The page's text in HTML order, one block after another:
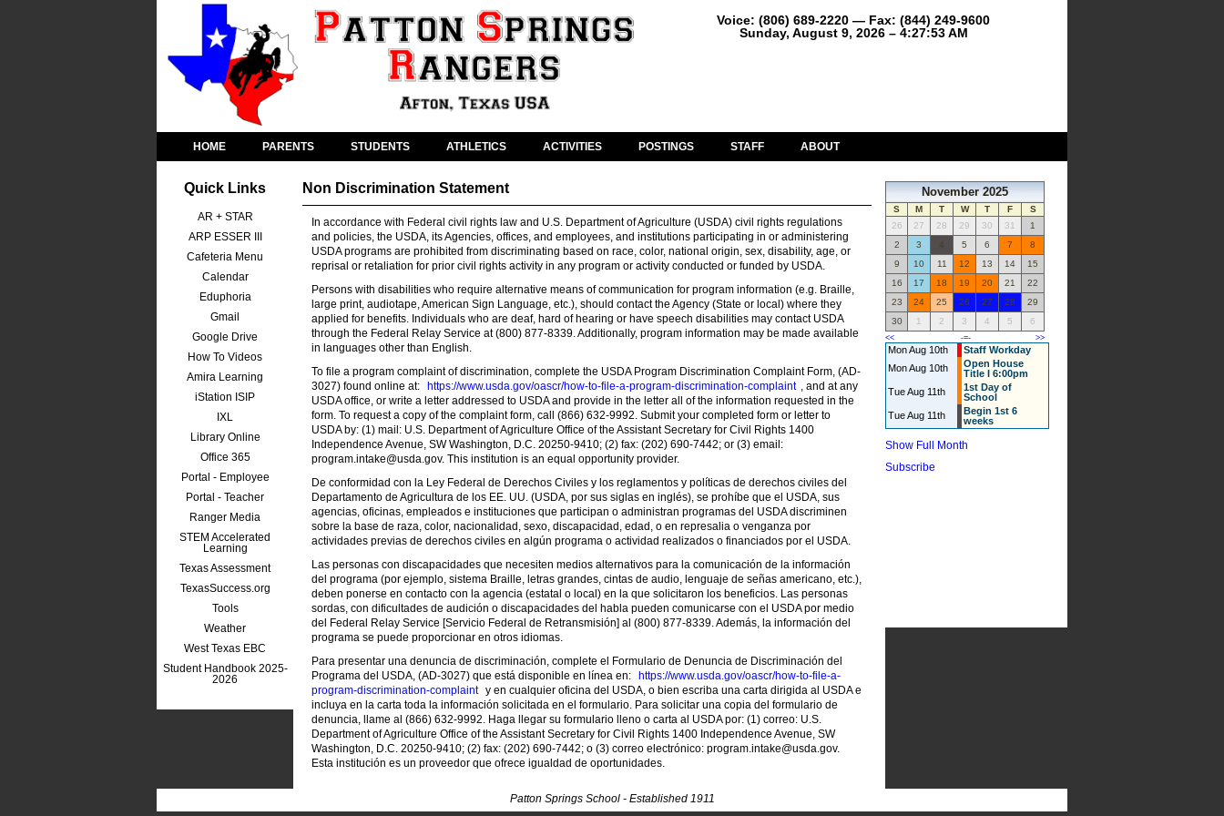
Voice: (806) 689-2220 — Fax: (844) 249-9600
Sunday, August 9, 2026 – 4:27:53 AM
HOME PARENTS STUDENTS ATHLETICS ACTIVITIES POSTINGS STAFF ABOUT
Quick Links
AR + STAR
ARP ESSER III
Cafeteria Menu
Calendar
Eduphoria
Gmail
Google Drive
How To Videos
Amira Learning
iStation ISIP
IXL
Library Online
Office 365
Portal - Employee
Portal - Teacher
Ranger Media
STEM Accelerated
Learning
Texas Assessment
TexasSuccess.org
Tools
Weather
West Texas EBC
Student Handbook 2025-
2026
Non Discrimination Statement
In accordance with Federal civil rights law and U.S. Department of Agriculture (USDA) civil rights regulations
and policies, the USDA, its Agencies, offices, and employees, and institutions participating in or administering
USDA programs are prohibited from discriminating based on race, color, national origin, sex, disability, age, or
reprisal or retaliation for prior civil rights activity in any program or activity conducted or funded by USDA.
Persons with disabilities who require alternative means of communication for program information (e.g. Braille,
large print, audiotape, American Sign Language, etc.), should contact the Agency (State or local) where they
applied for benefits. Individuals who are deaf, hard of hearing or have speech disabilities may contact USDA
through the Federal Relay Service at (800) 877-8339. Additionally, program information may be made available
in languages other than English.
To file a program complaint of discrimination, complete the USDA Program Discrimination Complaint Form, (AD-
3027) found online at: https://www.usda.gov/oascr/how-to-file-a-program-discrimination-complaint , and at any
USDA office, or write a letter addressed to USDA and provide in the letter all of the information requested in the
form. To request a copy of the complaint form, call (866) 632-9992. Submit your completed form or letter to
USDA by: (1) mail: U.S. Department of Agriculture Office of the Assistant Secretary for Civil Rights 1400
Independence Avenue, SW Washington, D.C. 20250-9410; (2) fax: (202) 690-7442; or (3) email:
program.intake@usda.gov. This institution is an equal opportunity provider.
De conformidad con la Ley Federal de Derechos Civiles y los reglamentos y políticas de derechos civiles del
Departamento de Agricultura de los EE. UU. (USDA, por sus siglas en inglés), se prohíbe que el USDA, sus
agencias, oficinas, empleados e instituciones que participan o administran programas del USDA discriminen
sobre la base de raza, color, nacionalidad, sexo, discapacidad, edad, o en represalia o venganza por
actividades previas de derechos civiles en algún programa o actividad realizados o financiados por el USDA.
Las personas con discapacidades que necesiten medios alternativos para la comunicación de la información
del programa (por ejemplo, sistema Braille, letras grandes, cintas de audio, lenguaje de señas americano, etc.),
deben ponerse en contacto con la agencia (estatal o local) en la que solicitaron los beneficios. Las personas
sordas, con dificultades de audición o discapacidades del habla pueden comunicarse con el USDA por medio
del Federal Relay Service [Servicio Federal de Retransmisión] al (800) 877-8339. Además, la información del
programa se puede proporcionar en otros idiomas.
Para presentar una denuncia de discriminación, complete el Formulario de Denuncia de Discriminación del
Programa del USDA, (AD-3027) que está disponible en línea en: https://www.usda.gov/oascr/how-to-file-a-
program-discrimination-complaint y en cualquier oficina del USDA, o bien escriba una carta dirigida al USDA e
incluya en la carta toda la información solicitada en el formulario. Para solicitar una copia del formulario de
denuncia, llame al (866) 632-9992. Haga llegar su formulario lleno o carta al USDA por: (1) correo: U.S.
Department of Agriculture Office of the Assistant Secretary for Civil Rights 1400 Independence Avenue, SW
Washington, D.C. 20250-9410; (2) fax: (202) 690-7442; o (3) correo electrónico: program.intake@usda.gov.
Esta institución es un proveedor que ofrece igualdad de oportunidades.
November 2025
S M T W T F
S
26
27 28 29 30 31
1
2
3 4 5 6 7
8
9
10 11 12 13 14
15
16
17 18 19 20 21
22
23
24 25 26 27 28
29
30
1 2 3 4 5 6
<< -=- >>
Mon Aug 10th
Staff Workday
Mon Aug 10th
Open House
Title I 6:00pm
Tue Aug 11th
1st Day of
School
Tue Aug 11th
Begin 1st 6
weeks
Show Full Month
Subscribe
Patton Springs School - Established 1911